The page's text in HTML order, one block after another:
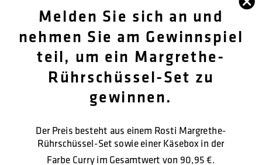
FØLG OS
KONTAKTIEREN SIE UNS
Melden Sie sich an und
nehmen Sie am Gewinnspiel
teil, um ein Margrethe-
Rührschüssel-Set zu
gewinnen.
Der Preis besteht aus einem Rosti Margrethe-
Rührschüssel-Set sowie einer Käsebox in der
Farbe Curry im Gesamtwert von 90,95 €.